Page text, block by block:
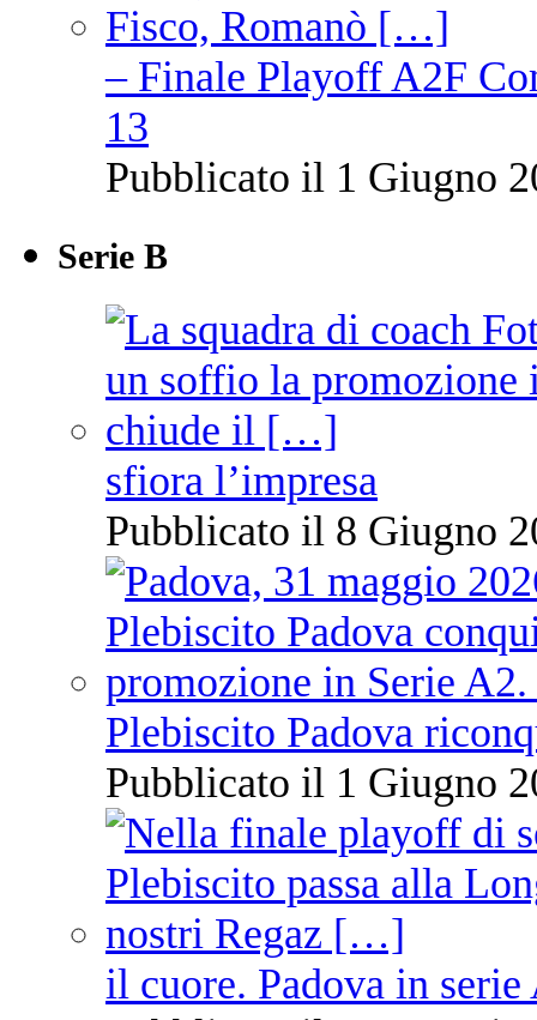
– Finale Playoff A2F
13
Pubblicato il 1 Giugno
Serie B
sfiora l’impresa
Pubblicato il 8 Giugno
Plebiscito Padova
Pubblicato il 1 Giugno
il cuore. Padova in serie